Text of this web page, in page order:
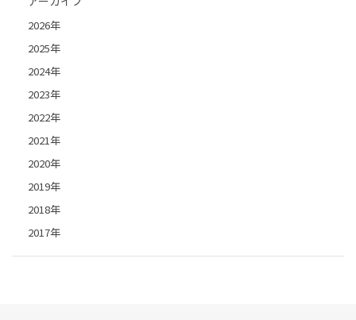
2026年
2025年
2024年
2023年
2022年
2021年
2020年
2019年
2018年
2017年